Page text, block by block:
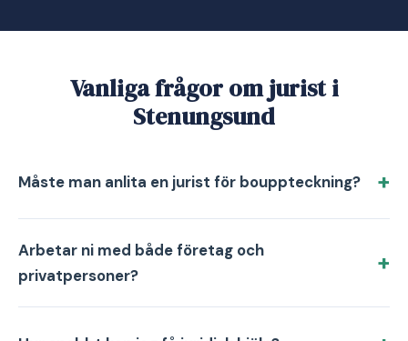
Vanliga frågor om jurist i
Stenungsund
Måste man anlita en jurist för bouppteckning?
Arbetar ni med både företag och
privatpersoner?